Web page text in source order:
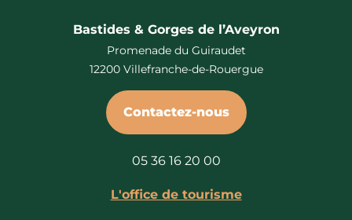
Bastides & Gorges de l’Aveyron
Promenade du Guiraudet
12200 Villefranche-de-Rouergue
Contactez-nous
05 36 16 20 00
L'office de tourisme